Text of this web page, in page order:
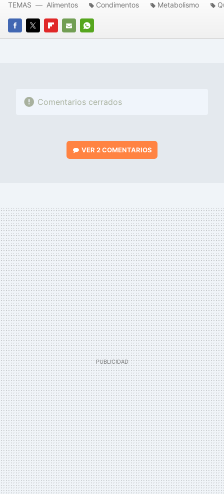
FACEBOOK
TWITTERFLIPBOARD
E-
WHATSAPP
TEMAS Alimentos Condimentos Metabolismo
Comentarios cerrados
VER2 COMENTARIOS